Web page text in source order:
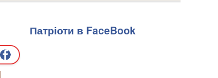
Патріоти в FaceBook